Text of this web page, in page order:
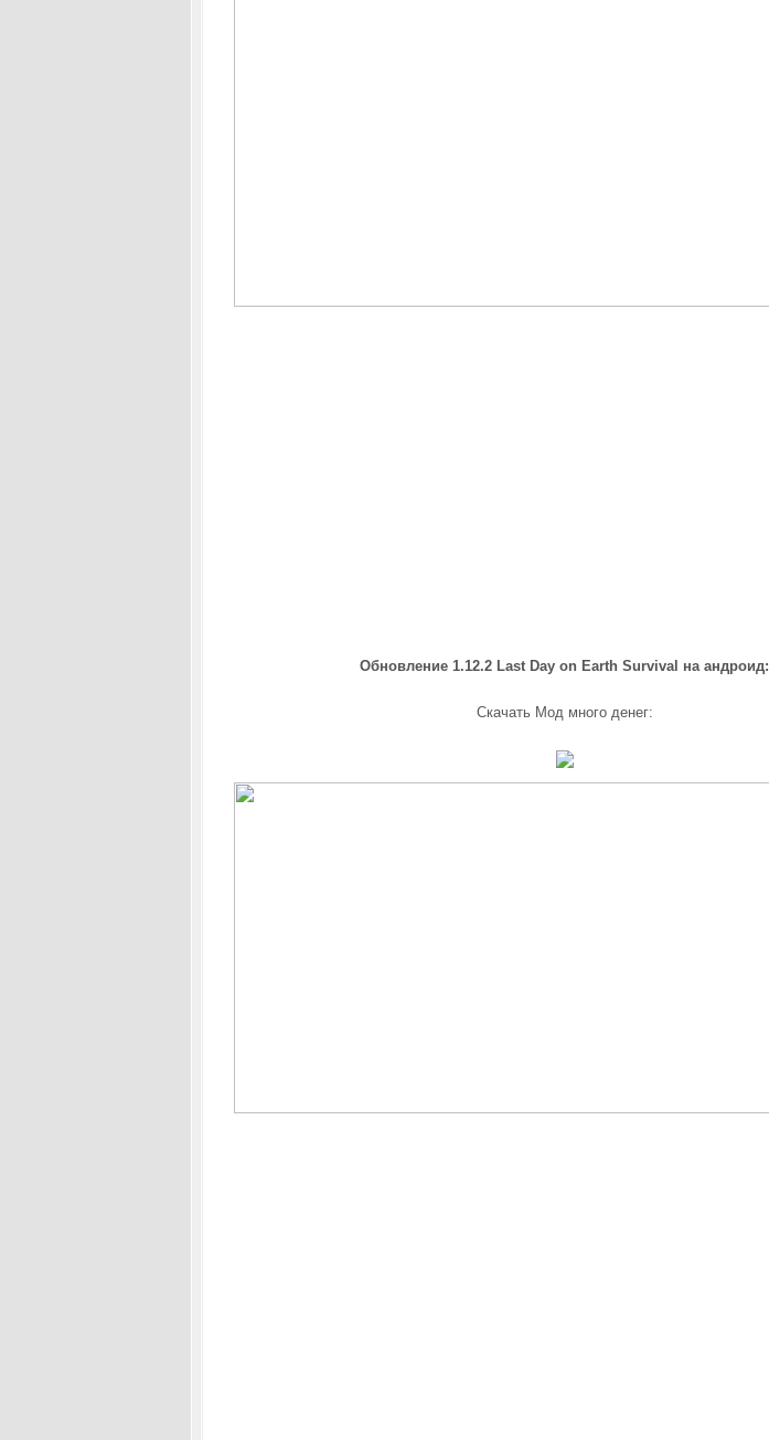
Обновление 1.12.2 Last Day on Earth Survival на андроид:
Скачать Мод много денег: